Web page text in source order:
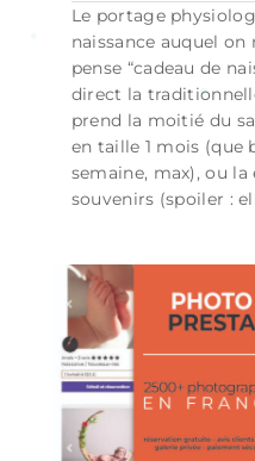
Le portage
naissance auquel on
pense “cadeau de
direct la
prend la moitié du
en taille 1 mois (que
semaine, max), ou
souvenirs (spoiler :